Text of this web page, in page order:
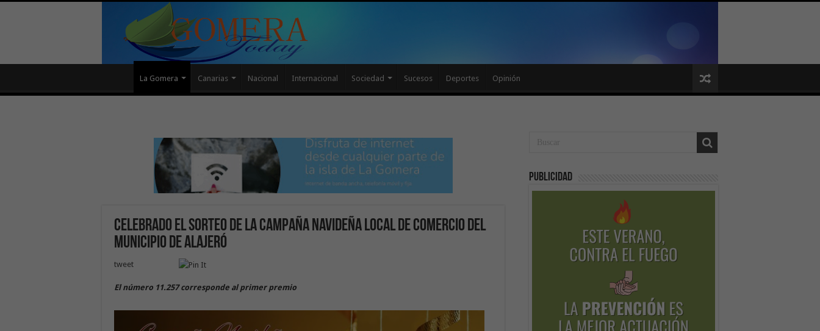
La Gomera Canarias Nacional Internacional Sociedad Sucesos Deportes Opinión
Celebrado el Sorteo de la Campaña Navideña Local de Comercio del
municipio de Alajeró
tweet
El número 11.257 corresponde al primer premio
Publicidad